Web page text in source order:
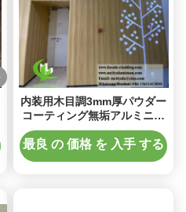
内装用木目調3mm厚パウダー
コーティング無垢アルミニウ
ムウォールクラッド
最良 の 価格 を 入手 する